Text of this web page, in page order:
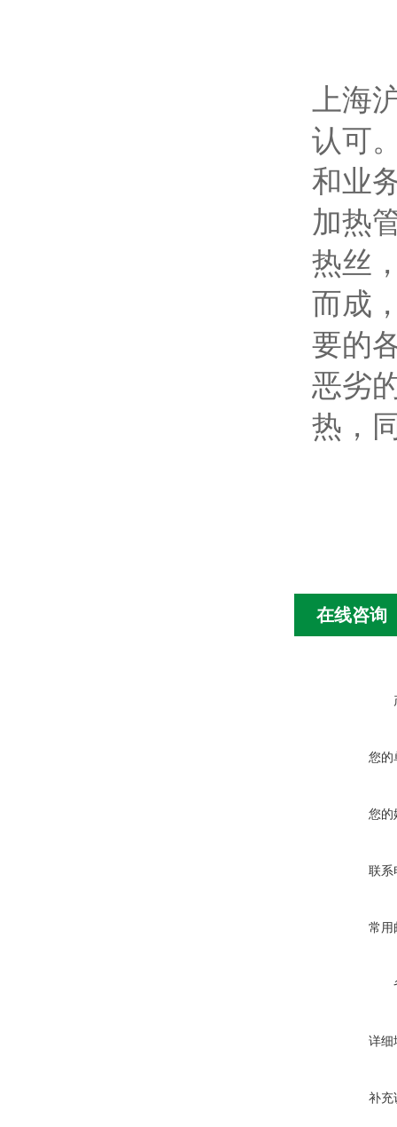
上海
认可
和业
加热
热丝
而成
要的
恶劣
热，
在线咨询
您的
您的
联系
常用
详细
补充